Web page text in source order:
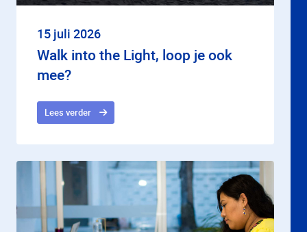
15 juli 2026
Walk into the Light, loop je ook
mee?
Lees verder